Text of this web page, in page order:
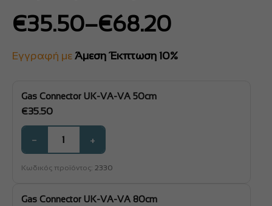
€35.50–€68.20
Price
range:
€35.50
through
Εγγραφή με Άμεση Έκπτωση 10%
Gas Connector UK-VA-VA 50cm
€35.50
− +
Κωδικός προϊόντος: 2330
Gas Connector UK-VA-VA 80cm